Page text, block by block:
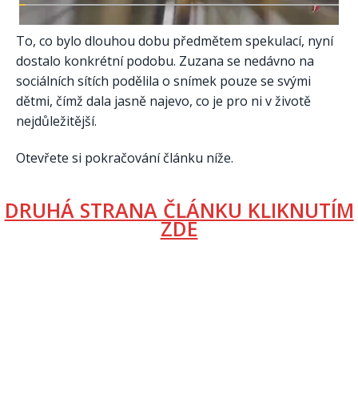
To, co bylo dlouhou dobu předmětem spekulací, nyní
dostalo konkrétní podobu. Zuzana se nedávno na
sociálních sítích podělila o snímek pouze se svými
dětmi, čímž dala jasně najevo, co je pro ni v životě
nejdůležitější.
Otevřete si pokračování článku níže.
DRUHÁ STRANA ČLÁNKU KLIKNUTÍM
ZDE